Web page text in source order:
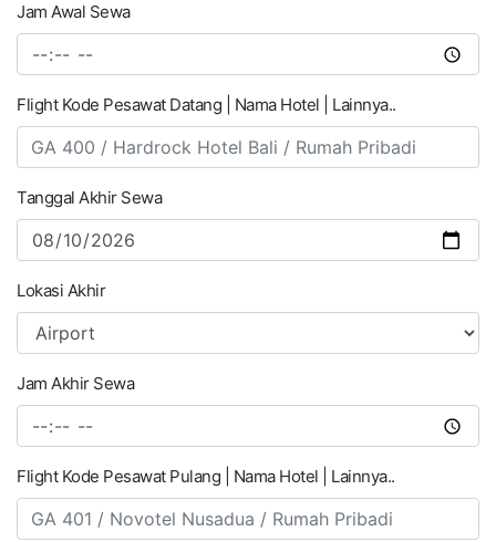
Jam Awal Sewa
Flight Kode Pesawat Datang | Nama Hotel | Lainnya..
Tanggal Akhir Sewa
Lokasi Akhir
Jam Akhir Sewa
Flight Kode Pesawat Pulang | Nama Hotel | Lainnya..